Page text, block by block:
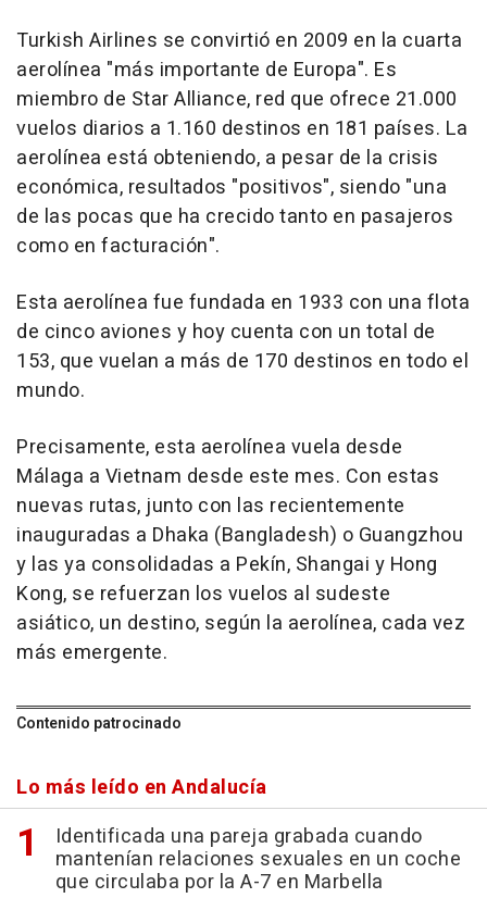
Turkish Airlines se convirtió en 2009 en la cuarta
aerolínea "más importante de Europa". Es
miembro de Star Alliance, red que ofrece 21.000
vuelos diarios a 1.160 destinos en 181 países. La
aerolínea está obteniendo, a pesar de la crisis
económica, resultados "positivos", siendo "una
de las pocas que ha crecido tanto en pasajeros
como en facturación".
Esta aerolínea fue fundada en 1933 con una flota
de cinco aviones y hoy cuenta con un total de
153, que vuelan a más de 170 destinos en todo el
mundo.
Precisamente, esta aerolínea vuela desde
Málaga a Vietnam desde este mes. Con estas
nuevas rutas, junto con las recientemente
inauguradas a Dhaka (Bangladesh) o Guangzhou
y las ya consolidadas a Pekín, Shangai y Hong
Kong, se refuerzan los vuelos al sudeste
asiático, un destino, según la aerolínea, cada vez
más emergente.
Contenido patrocinado
Lo más leído en Andalucía
Identificada una pareja grabada cuando
mantenían relaciones sexuales en un coche
que circulaba por la A-7 en Marbella